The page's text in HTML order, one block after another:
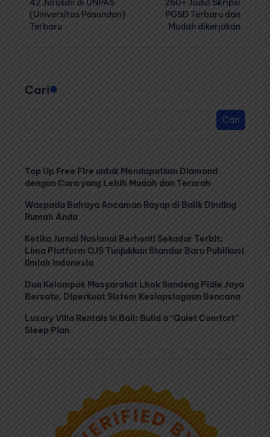
navigation
42 Jurusan di UNPAS
(Universitas Pasundan)
Terbaru
250+ Judul Skripsi
PGSD Terbaru dan
Mudah dikerjakan
Cari
Cari
Top Up Free Fire untuk Mendapatkan Diamond
dengan Cara yang Lebih Mudah dan Terarah
Waspada Bahaya Ancaman Rayap di Balik Dinding
Rumah Anda
Ketika Jurnal Nasional Berhenti Sekadar Terbit:
Lima Platform OJS Tunjukkan Standar Baru Publikasi
Ilmiah Indonesia
Dua Kelompok Masyarakat Lhok Sandeng Pidie Jaya
Bersatu, Diperkuat Sistem Kesiapsiagaan Bencana
Luxury Villa Rentals in Bali: Build a “Quiet Comfort”
Sleep Plan